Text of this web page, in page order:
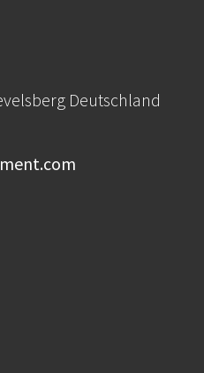
Deutschland